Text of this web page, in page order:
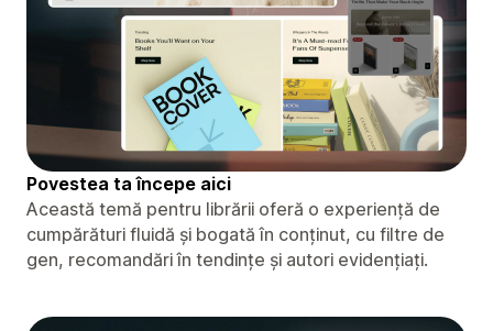
Povestea ta începe aici
Această temă pentru librării oferă o experiență de
cumpărături fluidă și bogată în conținut, cu filtre de
gen, recomandări în tendințe și autori evidențiați.